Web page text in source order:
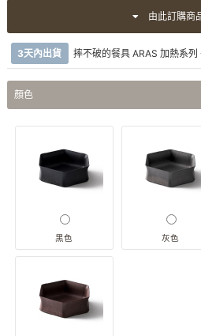
由此訂購商
3天內出貨 摔不破的餐具 ARAS 加熱系
顏色
黑色 灰色